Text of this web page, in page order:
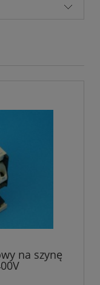
na szynę